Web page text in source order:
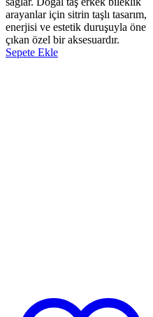
arayanlar için sitrin taşlı tasarım,
enerjisi ve estetik duruşuyla öne
çıkan özel bir aksesuardır.
Sepete Ekle